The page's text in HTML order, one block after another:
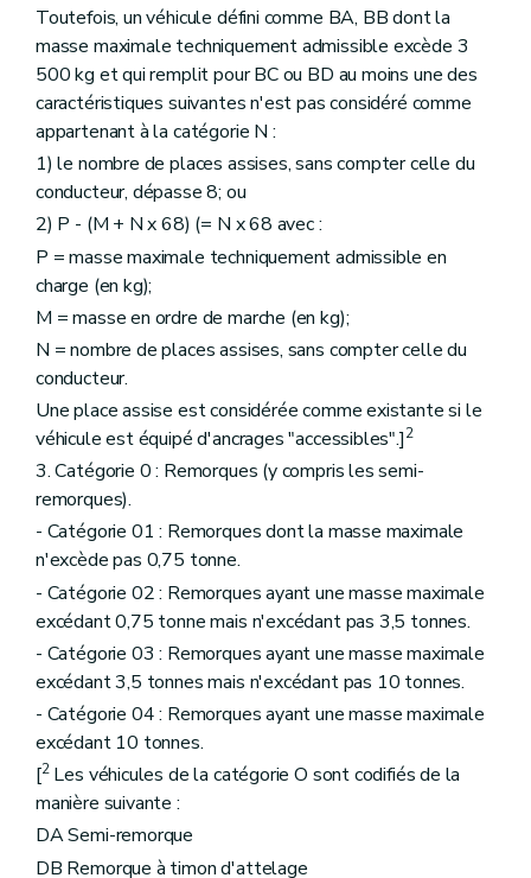
Toutefois, un véhicule défini comme BA, BB dont la
masse maximale techniquement admissible excède 3
500 kg et qui remplit pour BC ou BD au moins une des
caractéristiques suivantes n'est pas considéré comme
appartenant à la catégorie N :
1) le nombre de places assises, sans compter celle du
conducteur, dépasse 8; ou
2) P - (M + N x 68) (= N x 68 avec :
P = masse maximale techniquement admissible en
charge (en kg);
M = masse en ordre de marche (en kg);
N = nombre de places assises, sans compter celle du
conducteur.
Une place assise est considérée comme existante si le
véhicule est équipé d'ancrages "accessibles".]2
3. Catégorie 0 : Remorques (y compris les semi-
remorques).
- Catégorie 01 : Remorques dont la masse maximale
n'excède pas 0,75 tonne.
- Catégorie 02 : Remorques ayant une masse maximale
excédant 0,75 tonne mais n'excédant pas 3,5 tonnes.
- Catégorie 03 : Remorques ayant une masse maximale
excédant 3,5 tonnes mais n'excédant pas 10 tonnes.
- Catégorie 04 : Remorques ayant une masse maximale
excédant 10 tonnes.
[2Les véhicules de la catégorie O sont codifiés de la
manière suivante :
DA Semi-remorque
DB Remorque à timon d'attelage